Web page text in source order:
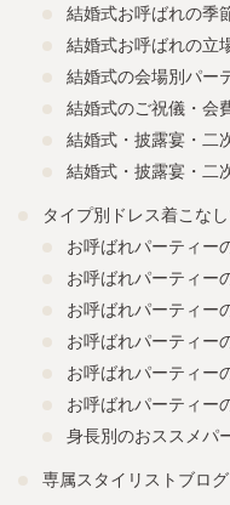
結婚式お呼ばれの季
結婚式お呼ばれの立
結婚式の会場別パー
結婚式のご祝儀・会
結婚式・披露宴・二
結婚式・披露宴・二
タイプ別ドレス着こな
お呼ばれパーティー
お呼ばれパーティー
お呼ばれパーティー
お呼ばれパーティー
お呼ばれパーティー
お呼ばれパーティー
身長別のおススメパ
専属スタイリストブログ